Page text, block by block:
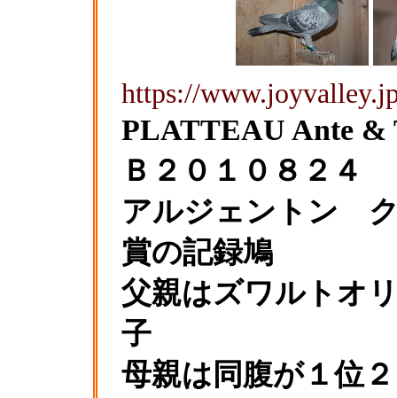
https://
PLATTEAU Ante
Ｂ２０１０８２
アルジェントン
賞の記録鳩
父親はズワルトオ
子
母親は同腹が１位